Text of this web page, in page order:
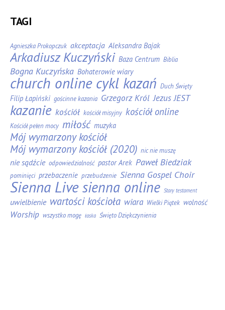
TAGI
Agnieszka Prokopczuk akceptacja Aleksandra Bajak
Arkadiusz Kuczyński Baza Centrum Biblia
Bogna Kuczyńska Bohaterowie wiary
church online cykl kazań Duch Święty
Filip Łapiński gościnne kazania Grzegorz Król Jezus JEST
kazanie kościół kościół misyjny kościół online
Kościół pełen mocy miłość muzyka
Mój wymarzony kościół
Mój wymarzony kościół (2020) nic nie muszę
nie sądźcie odpowiedzialność pastor Arek Paweł Biedziak
pominięci przebaczenie przebudzenie Sienna Gospel Choir
Sienna Livesienna online Stary testament
uwielbienie wartości kościoła wiara Wielki Piątek wolność
Worship wszystko mogę łaska Święto Dziękczynienia